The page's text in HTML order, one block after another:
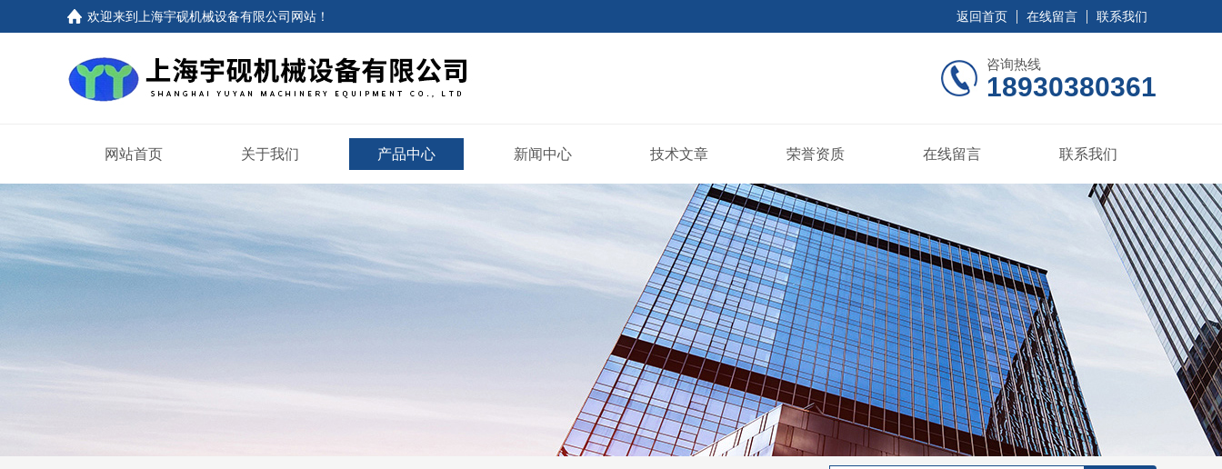
欢迎来到上海宇砚机械设备有限公司网站！ 返回首页 在线留言 联系我们
咨询热线
18930380361
网站首页 关于我们 产品中心 新闻中心 技术文章 荣誉资质 在线留言 联系我们